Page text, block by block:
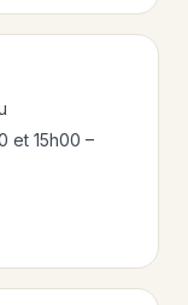
et 15h00 –